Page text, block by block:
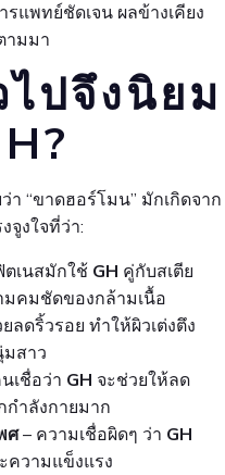
รแพทย์ชัดเจน ผลข้างเคียง
ามมา
ปจึงนิยม
า “ขาดฮอร์โมน” มักเกิดจาก
จูงใจที่ว่า:
เนสมักใช้ GH คู่กับสเตีย
มคมชัดของกล้ามเนื้อ
ดริ้วรอย ทำให้ผิวเต่งตึง
สาว
เชื่อว่า GH จะช่วยให้ลด
ำลังกายมาก
ศ– ความเชื่อผิดๆ ว่า GH
ความแข็งแรง